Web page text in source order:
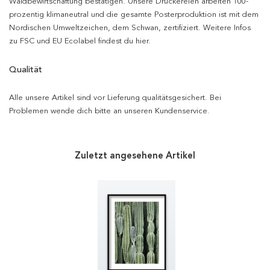
prozentig klimaneutral und die gesamte Posterproduktion ist mit dem
Nordischen Umweltzeichen, dem Schwan, zertifiziert. Weitere Infos
zu FSC und EU Ecolabel findest du hier.
Qualität
Alle unsere Artikel sind vor Lieferung qualitätsgesichert. Bei
Problemen wende dich bitte an unseren Kundenservice.
Zuletzt angesehene Artikel